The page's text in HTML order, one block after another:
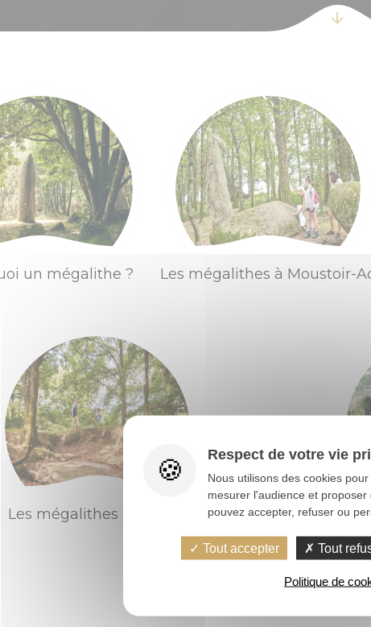
Destination Cœur de Bretagne
Campings et aires pour camping cars
Que faire quand il pleut ?
un mégalithe ? Les mégalithes à Moustoir-
Les mégalithes à Bignan Les
Respect de votre vie
Nous utilisons des cookies
mesurer l'audience et
pouvez accepter, refuser ou
Tout accepter Tout
Politique de